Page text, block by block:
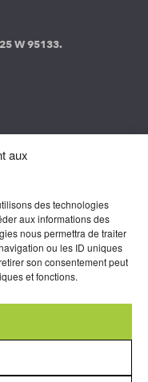
aux
des technologies
aux informations des
nous permettra de traiter
ou les ID uniques
son consentement peut
et fonctions.
W 95133.